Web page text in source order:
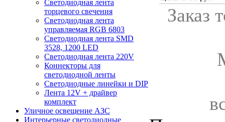
Светодиодная лента
торцевого свечения
Светодиодная лента
управляемая RGB 6803
Светодиодная лента SMD
3528, 1200 LED
Светодиодная лента 220V
Коннекторы для
светодиодной ленты
Светодиодные линейки и DIP
Лента 12V + драйвер
комплект
Уличное освещение АЗС
Интерьерные светодиодные
Заказ